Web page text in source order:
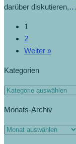
darüber diskutieren,…
1
2
Weiter »
Kategorien
Monats-Archiv